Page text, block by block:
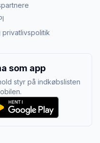
som app
styr på indkøbslisten